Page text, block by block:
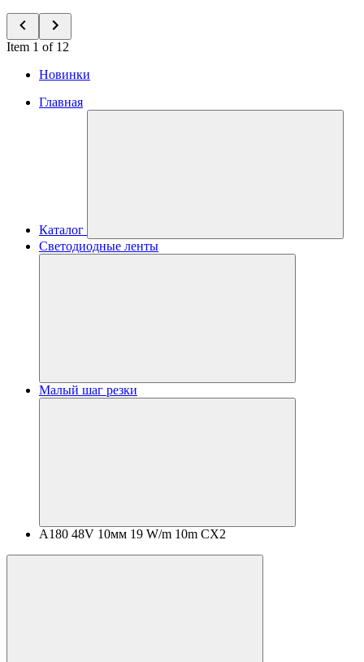
Item 1 of 12
Новинки
Главная
Каталог
Светодиодные ленты
Малый шаг резки
A180 48V 10мм 19 W/m 10m CX2